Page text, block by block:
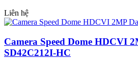
Liên hệ
Camera Speed Dome HDCVI
SD42C212I-HC